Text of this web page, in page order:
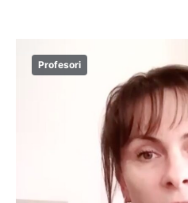
Profesori